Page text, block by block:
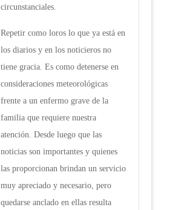
circunstanciales.
Repetir como loros lo que ya está en
los diarios y en los noticieros no
tiene gracia. Es como detenerse en
consideraciones meteorológicas
frente a un enfermo grave de la
familia que requiere nuestra
atención. Desde luego que las
noticias son importantes y quienes
las proporcionan brindan un servicio
muy apreciado y necesario, pero
quedarse anclado en ellas resulta